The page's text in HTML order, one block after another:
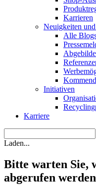
Karrieren
Neuigkeiten
Alle
Initiativen
Karriere
Laden...
Bitte warten Sie,
abgerufen